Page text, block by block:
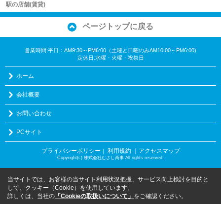
駅の店舗(賃貸)
ページトップに戻る
営業時間:平日：AM9:30～PM6:00（土曜と日曜のみAM10:00～PM6:00)
定休日:水曜・火曜・祝祭日
ホーム
会社概要
お問い合わせ
PCサイト
プライバシーポリシー ｜ 利用規約 ｜アクセスマップ
Copyright(c) 株式会社むさし商事 All rights reserved.
当サイトでは、お客様の当サイト利用状況把握、サービス向上検討を目的と
して、クッキー（Cookie）を使用しています。
詳しくは、当社の 「Cookieの取扱いについて」 をご確認ください。